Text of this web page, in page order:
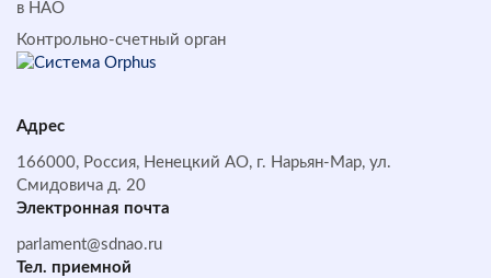
в НАО
Контрольно-счетный орган
Адрес
166000, Россия, Ненецкий АО, г. Нарьян-Мар, ул.
Смидовича д. 20
Электронная почта
parlament@sdnao.ru
Тел. приемной